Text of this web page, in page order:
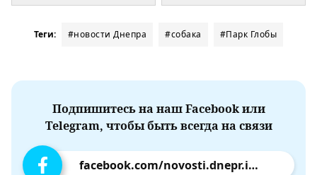
Теги: #новости Днепра #собака #Парк Глобы
Подпишитесь на наш Facebook или
Telegram, чтобы быть всегда на связи
facebook.com/novosti.dnepr.info